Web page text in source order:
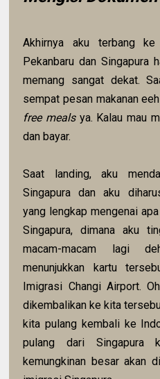
Akhirnya aku terbang ke
Pekanbaru dan Singapura
memang sangat dekat.
sempat pesan makanan
free mealsya. Kalau mau
dan bayar.
Saat landing, aku
Singapura dan aku
yang lengkap mengenai
Singapura, dimana aku
macam-macam lagi
menunjukkan kartu
Imigrasi Changi Airport.
dikembalikan ke kita
kita pulang kembali ke
pulang dari Singapura
kemungkinan besar akan